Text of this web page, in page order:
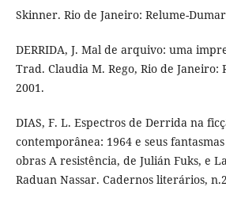
Skinner. Rio de Janeiro: Relume-
DERRIDA, J. Mal de arquivo: uma
Trad. Claudia M. Rego, Rio de Janeiro:
2001.
DIAS, F. L. Espectros de Derrida na
contemporânea: 1964 e seus
obras A resistência, de Julián Fuks, e
Raduan Nassar. Cadernos literários,